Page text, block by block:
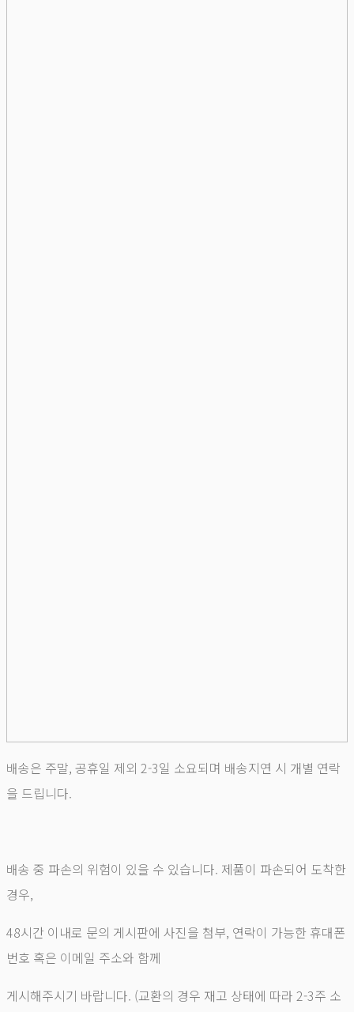
배송은 주말, 공휴일 제외 2-3일 소요되며 배송지연 시 개별 연락
을 드립니다.
배송 중 파손의 위험이 있을 수 있습니다. 제품이 파손되어 도착한
경우,
48시간 이내로 문의 게시판에 사진을 첨부, 연락이 가능한 휴대폰
번호 혹은 이메일 주소와 함께
게시해주시기 바랍니다. (교환의 경우 재고 상태에 따라 2-3주 소